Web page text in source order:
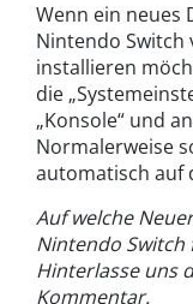
Wenn ein neues
Nintendo Switch
installieren
die
„Konsole“ und
Normalerweise
automatisch auf
Auf welche
Nintendo Switch
Hinterlasse uns
Kommentar.